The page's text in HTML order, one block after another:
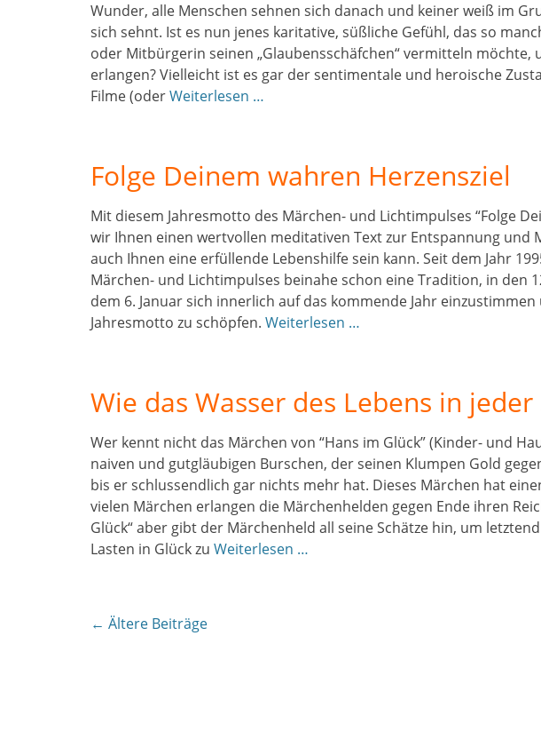
Wunder, alle Menschen sehnen sich danach und keiner weiß im
sich sehnt. Ist es nun jenes karitative, süßliche Gefühl, das so
oder Mitbürgerin seinen „Glaubensschäfchen“ vermitteln möchte,
erlangen? Vielleicht ist es gar der sentimentale und heroische
Filme (oderWeiterlesen …
Folge Deinem wahren Herzensziel
Mit diesem Jahresmotto des Märchen- und Lichtimpulses “Folge
wir Ihnen einen wertvollen meditativen Text zur Entspannung und
auch Ihnen eine erfüllende Lebenshilfe sein kann. Seit dem Jahr
Märchen- und Lichtimpulses beinahe schon eine Tradition, in den
dem 6. Januar sich innerlich auf das kommende Jahr
Jahresmotto zu schöpfen. Weiterlesen …
Wie das Wasser des Lebens in
Wer kennt nicht das Märchen von “Hans im Glück” (Kinder- und
naiven und gutgläubigen Burschen, der seinen Klumpen Gold
bis er schlussendlich gar nichts mehr hat. Dieses Märchen hat
vielen Märchen erlangen die Märchenhelden gegen Ende ihren
Glück“ aber gibt der Märchenheld all seine Schätze hin, um
Lasten in Glück zu Weiterlesen …
Beitragsnavigation
← Ältere Beiträge